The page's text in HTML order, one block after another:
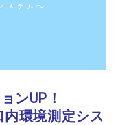
ンUP！
環境測定シス